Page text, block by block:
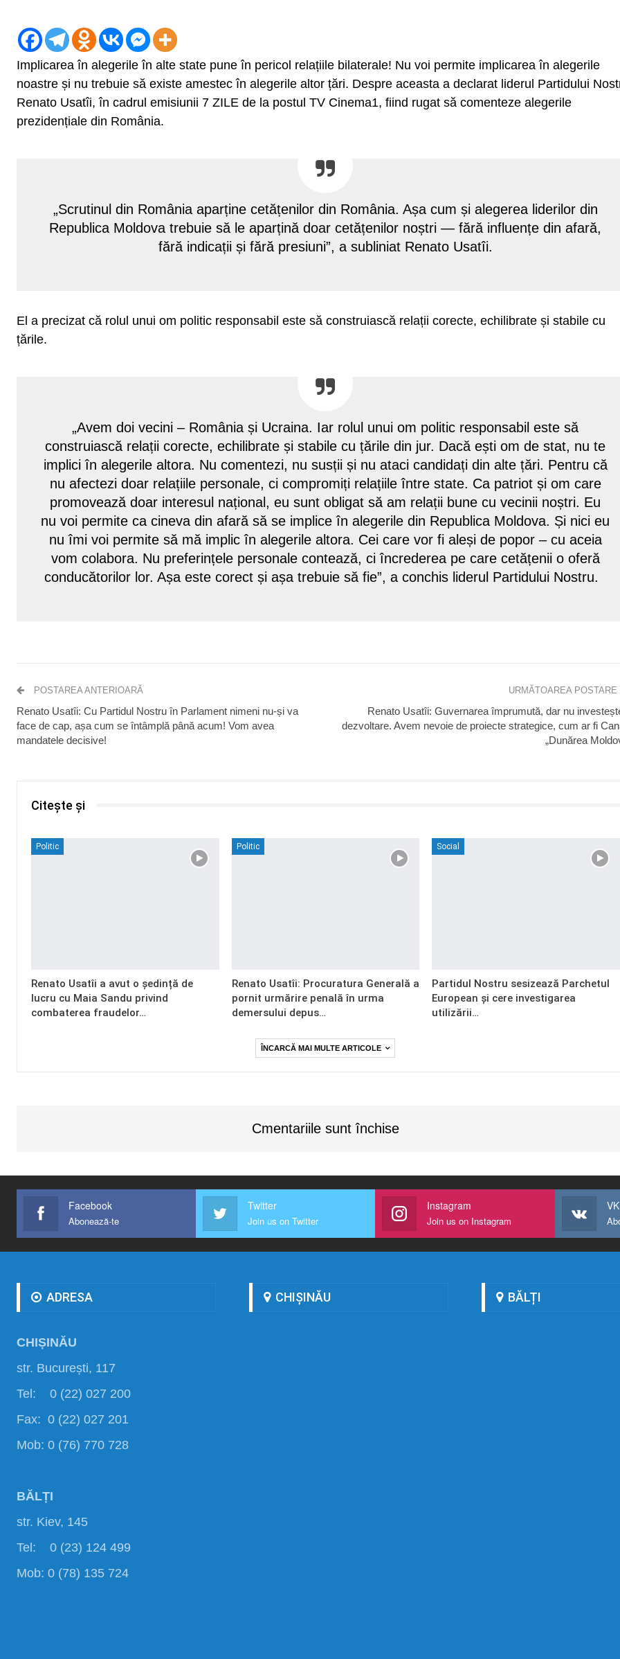
Implicarea în alegerile în alte state pune în pericol relațiile bilaterale! Nu voi permite implicarea în alegerile
noastre și nu trebuie să existe amestec în alegerile altor țări. Despre aceasta a declarat liderul Partidului
Renato Usatîi, în cadrul emisiunii 7 ZILE de la postul TV Cinema1, fiind rugat să comenteze alegerile
prezidențiale din România.
„Scrutinul din România aparține cetățenilor din România. Așa cum și alegerea liderilor din
Republica Moldova trebuie să le aparțină doar cetățenilor noștri — fără influențe din afară,
fără indicații și fără presiuni”, a subliniat Renato Usatîi.
El a precizat că rolul unui om politic responsabil este să construiască relații corecte, echilibrate și stabile cu
țările.
„Avem doi vecini – România și Ucraina. Iar rolul unui om politic responsabil este să
construiască relații corecte, echilibrate și stabile cu țările din jur. Dacă ești om de stat, nu te
implici în alegerile altora. Nu comentezi, nu susții și nu ataci candidați din alte țări. Pentru că
nu afectezi doar relațiile personale, ci compromiți relațiile între state. Ca patriot și om care
promovează doar interesul național, eu sunt obligat să am relații bune cu vecinii noștri. Eu
nu voi permite ca cineva din afară să se implice în alegerile din Republica Moldova. Și nici eu
nu îmi voi permite să mă implic în alegerile altora. Cei care vor fi aleși de popor – cu aceia
vom colabora. Nu preferințele personale contează, ci încrederea pe care cetățenii o oferă
conducătorilor lor. Așa este corect și așa trebuie să fie”, a conchis liderul Partidului Nostru.
POSTAREA ANTERIOARĂ
Renato Usatîi: Cu Partidul Nostru în Parlament nimeni nu-și va
face de cap, așa cum se întâmplă până acum! Vom avea
mandatele decisive!
URMĂTOAREA POSTARE
Renato Usatîi: Guvernarea împrumută, dar nu
dezvoltare. Avem nevoie de proiecte strategice, cum ar fi
„Dunărea
Citește și
Politic
Renato Usatîi a avut o ședință de
lucru cu Maia Sandu privind
combaterea fraudelor…
Politic
Renato Usatîi: Procuratura Generală a
pornit urmărire penală în urma
demersului depus…
Social
Partidul Nostru sesizează Parchetul
European și cere investigarea
utilizării…
ÎNCARCĂ MAI MULTE ARTICOLE
Cmentariile sunt închise
Facebook
Abonează-te
Twitter
Join us on Twitter
Instagram
Join us on Instagram
VK
ADRESA
CHIȘINĂU
str. București, 117
Tel: 0 (22) 027 200
Fax: 0 (22) 027 201
Mob: 0 (76) 770 728
BĂLȚI
str. Kiev, 145
Tel: 0 (23) 124 499
Mob: 0 (78) 135 724
CHIȘINĂU BĂLȚI